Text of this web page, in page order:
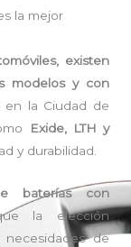
la mejor
existen
modelos y con
la Ciudad de
Exide, LTH y
y durabilidad.
baterías con
la elección
de